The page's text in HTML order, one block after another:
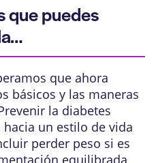
que puedes
que ahora
básicos y las maneras
la diabetes
un estilo de vida
perder peso si es
equilibrada